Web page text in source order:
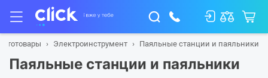
Электроинструмент Паяльные станции и паяльники
Паяльные станции и паяльники